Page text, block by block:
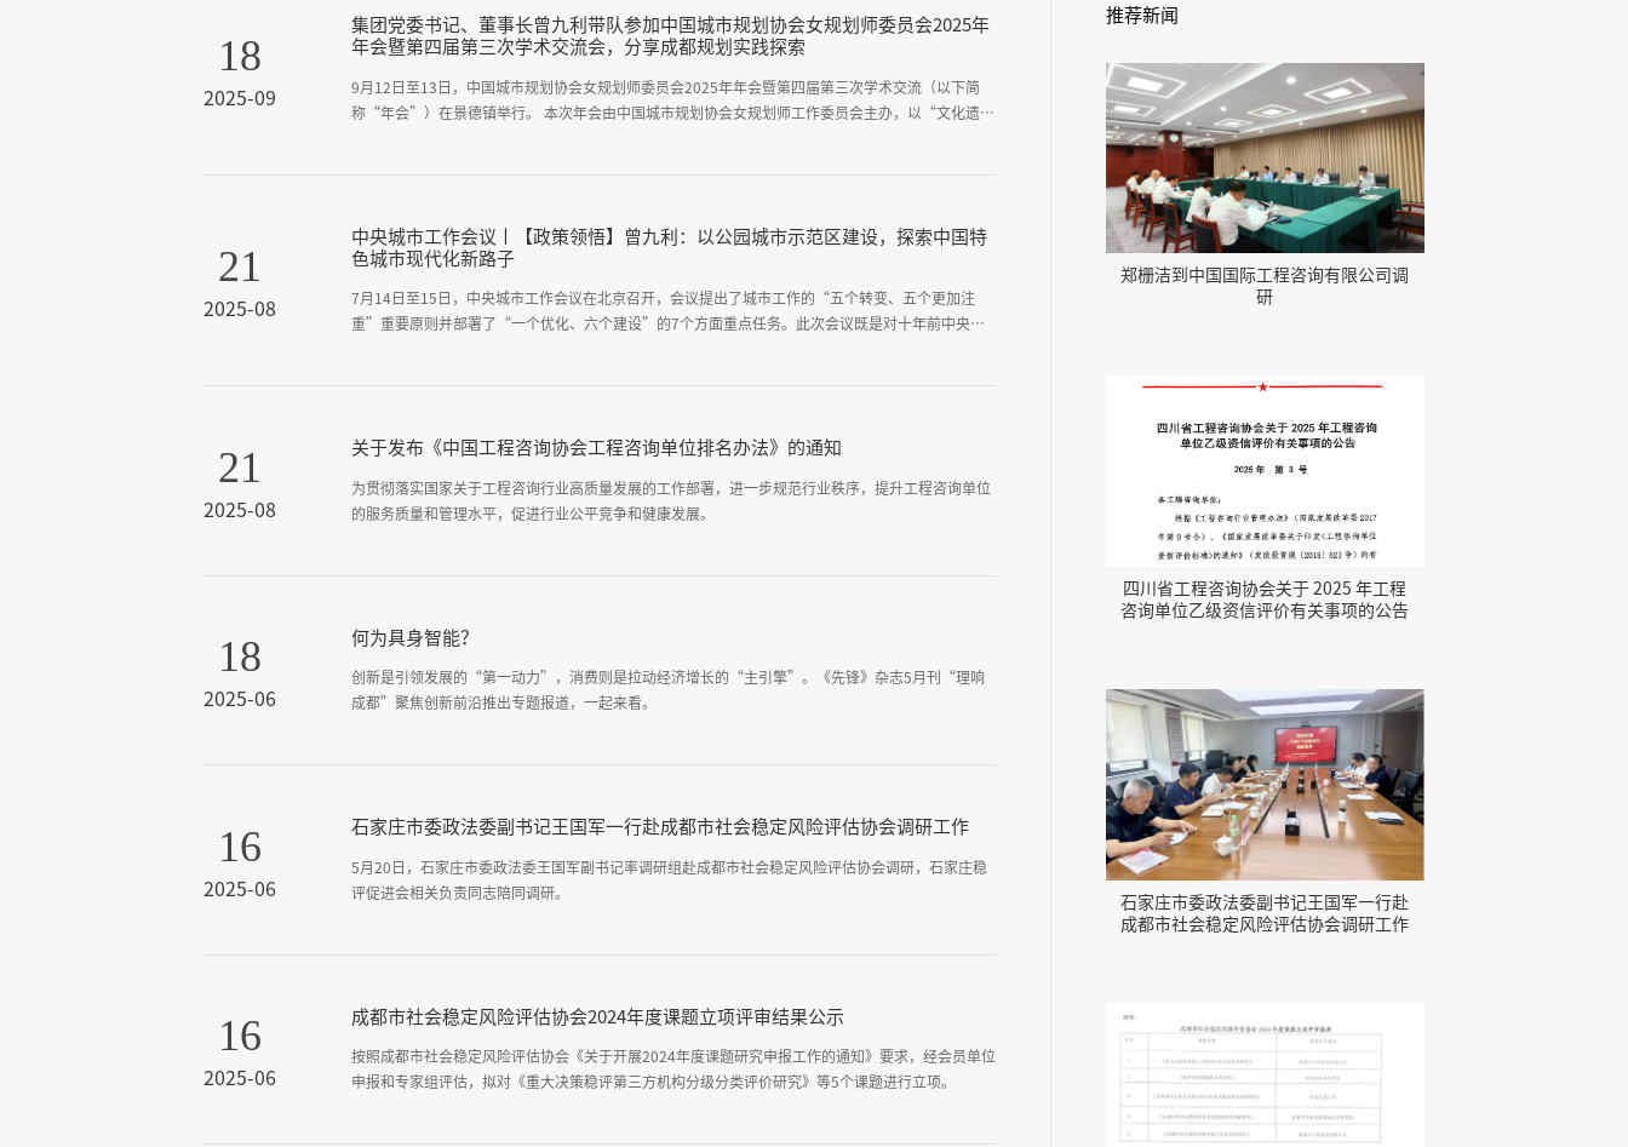
18
2025-09
集团党委书记、董事长曾九利带队参加中国城市规划协会女规划师委员会2025年
年会暨第四届第三次学术交流会，分享成都规划实践探索
9月12日至13日，中国城市规划协会女规划师委员会2025年年会暨第四届第三次学术交流（以下简
称“年会”）在景德镇举行。 本次年会由中国城市规划协会女规划师工作委员会主办，以“文化遗
21
2025-08
中央城市工作会议丨【政策领悟】曾九利：以公园城市示范区建设，探索中国特
色城市现代化新路子
7月14日至15日，中央城市工作会议在北京召开，会议提出了城市工作的“五个转变、五个更加注
重”重要原则并部署了“一个优化、六个建设”的7个方面重点任务。此次会议既是对十年前中央城
21
2025-08
关于发布《中国工程咨询协会工程咨询单位排名办法》的通知
为贯彻落实国家关于工程咨询行业高质量发展的工作部署，进一步规范行业秩序，提升工程咨询单位
的服务质量和管理水平，促进行业公平竞争和健康发展。
18
2025-06
何为具身智能？
创新是引领发展的“第一动力”，消费则是拉动经济增长的“主引擎”。《先锋》杂志5月刊“理响
成都”聚焦创新前沿推出专题报道，一起来看。
16
2025-06
石家庄市委政法委副书记王国军一行赴成都市社会稳定风险评估协会调研工作
5月20日，石家庄市委政法委王国军副书记率调研组赴成都市社会稳定风险评估协会调研，石家庄稳
评促进会相关负责同志陪同调研。
16
2025-06
成都市社会稳定风险评估协会2024年度课题立项评审结果公示
按照成都市社会稳定风险评估协会《关于开展2024年度课题研究申报工作的通知》要求，经会员单位
申报和专家组评估，拟对《重大决策稳评第三方机构分级分类评价研究》等5个课题进行立项。
推荐新闻
郑栅洁到中国国际工程咨询有限公司调
研
四川省工程咨询协会关于 2025 年工程
咨询单位乙级资信评价有关事项的公告
石家庄市委政法委副书记王国军一行赴
成都市社会稳定风险评估协会调研工作